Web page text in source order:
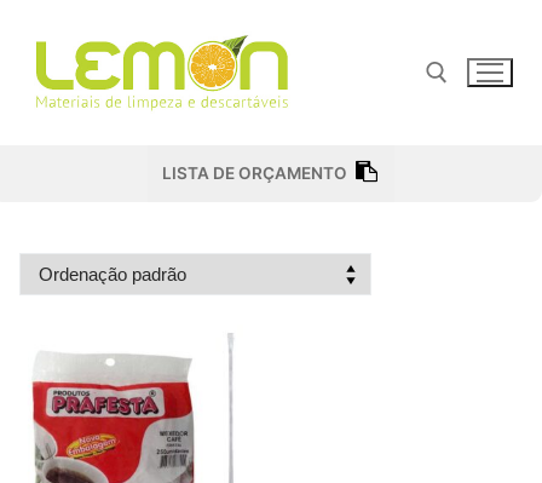
para
conteúdo
Pesquisar por:
LISTA DE ORÇAMENTO